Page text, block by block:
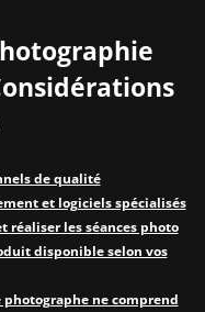
de qualité
et logiciels spécialisés
les séances photo
disponible selon vos
ne comprend